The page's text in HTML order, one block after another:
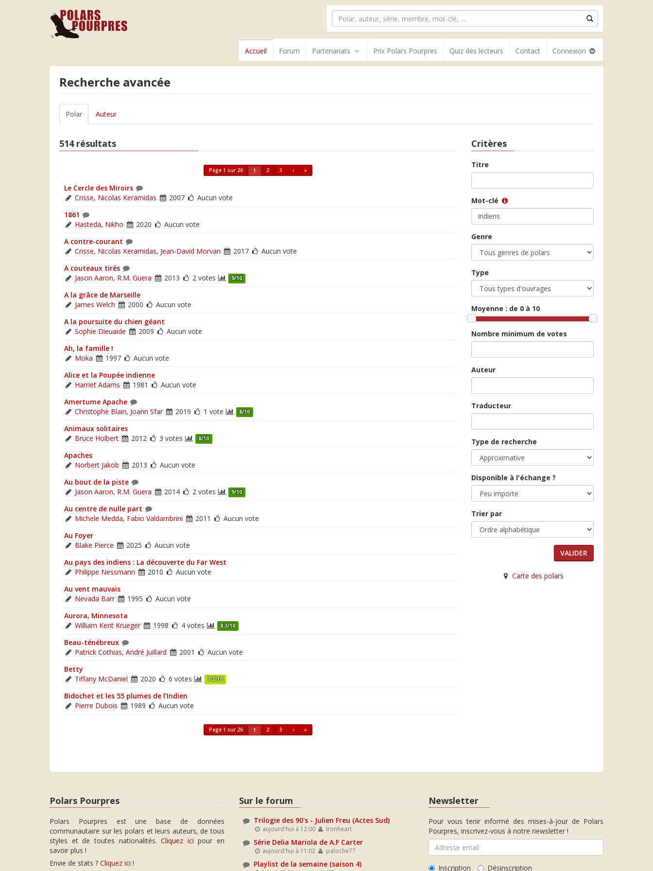
Accueil Forum Partenariats Prix Polars Pourpres Quiz des lecteurs Contact Connexion
Recherche avancée
Polar Auteur
514 résultats
Page 1 sur 26 1 2 3 › »
Le Cercle des Miroirs
Crisse, Nicolas Keramidas 2007
Aucun vote
1861
Hasteda, Nikho 2020
Aucun vote
A contre-courant
Crisse, Nicolas Keramidas, Jean-David Morvan 2017
Aucun vote
A couteaux tirés
Jason Aaron, R.M. Guera 2013 2 votes 9/10
A la grâce de Marseille
James Welch
2000
Aucun vote
A la poursuite du chien géant
Sophie Dieuaide
2009
Aucun vote
Ah, la famille !
Moka
1997
Aucun vote
Alice et la Poupée indienne
Harriet Adams
1981
Aucun vote
Amertume Apache
Christophe Blain, Joann Sfar 2019 1 vote 8/10
Animaux solitaires
Bruce Holbert
2012 3 votes 8/10
Apaches
Norbert Jakob
2013
Aucun vote
Au bout de la piste
Jason Aaron, R.M. Guera 2014 2 votes 9/10
Au centre de nulle part
Michele Medda, Fabio Valdambrini 2011
Aucun vote
Au Foyer
Blake Pierce
2025
Aucun vote
Au pays des indiens : La découverte du Far West
Philippe Nessmann
2010
Aucun vote
Au vent mauvais
Nevada Barr
1995
Aucun vote
Aurora, Minnesota
William Kent Krueger
1998 4 votes 8.3/10
Beau-ténébreux
Patrick Cothias, André Juillard 2001
Aucun vote
Betty
Tiffany McDaniel
2020 6 votes 7.2/10
Bidochet et les 55 plumes de l'Indien
Pierre Dubois
1989 Aucun vote
Page 1 sur 26 1 2 3 › »
Critères
Titre
Mot-clé
Genre
Type
Moyenne : de 0 à 10
Nombre minimum de votes
Auteur
Traducteur
Type de recherche
Disponible à l'échange ?
Trier par
Carte des polars
Polars Pourpres
Polars Pourpres est une base de données
communautaire sur les polars et leurs auteurs, de tous
styles et de toutes nationalités.Cliquez ici pour en
savoir plus !
Envie de stats ? Cliquez ici !
Sur le forum
Trilogie des 90's - Julien Freu (Actes Sud)
aujourd'hui à 12:00 Ironheart
Série Delia Mariola de A.F Carter
aujourd'hui à 11:02 patoche77
Playlist de la semaine (saison 4)
Newsletter
Pour vous tenir informé des mises-à-jour de Polars
Pourpres, inscrivez-vous à notre newsletter !
Inscription Désinscription